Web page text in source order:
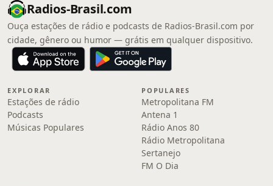
Radios-Brasil.com
Ouça estações de rádio e podcasts de Radios-Brasil.com por
cidade, gênero ou humor — grátis em qualquer dispositivo.
EXPLORAR
Estações de rádio
Podcasts
Músicas Populares
POPULARES
Metropolitana FM
Antena 1
Rádio Anos 80
Rádio Metropolitana
Sertanejo
FM O Dia